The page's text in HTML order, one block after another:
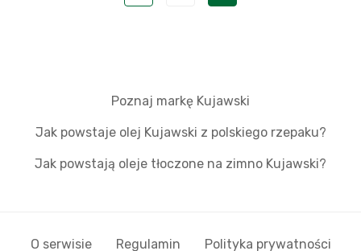
Poznaj markę Kujawski
Jak powstaje olej Kujawski z polskiego rzepaku?
Jak powstają oleje tłoczone na zimno Kujawski?
O serwisie Regulamin Polityka prywatności